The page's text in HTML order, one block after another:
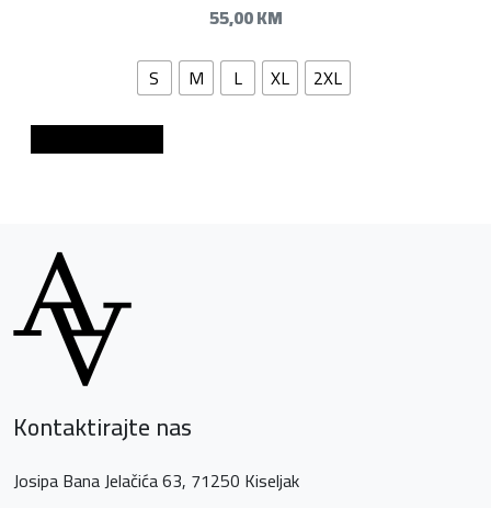
55,00KM
S
M L XL
2XL
Kontaktirajte nas
Josipa Bana Jelačića 63, 71250 Kiseljak